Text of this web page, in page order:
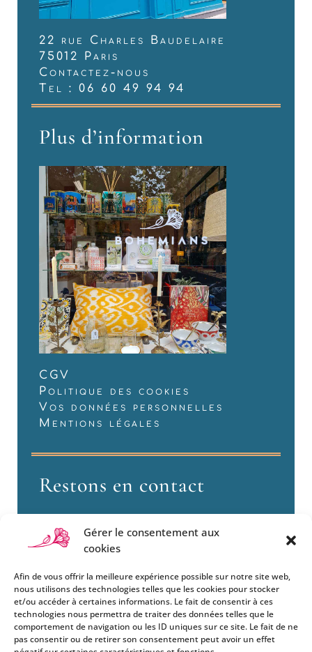
Gérer le consentement aux
cookies
Afin de vous offrir la meilleure expérience possible sur notre site web,
nous utilisons des technologies telles que les cookies pour stocker
et/ou accéder à certaines informations. Le fait de consentir à ces
technologies nous permettra de traiter des données telles que le
comportement de navigation ou les ID uniques sur ce site. Le fait de ne
pas consentir ou de retirer son consentement peut avoir un effet
22 rue Charles Baudelaire
75012 Paris
Contactez-nous
Tel : 06 60 49 94 94
Plus d’information
CGV
Politique des cookies
Vos données personnelles
Mentions légales
Restons en contact
Si vous souhaitez être informés
des nouveautés et évènements